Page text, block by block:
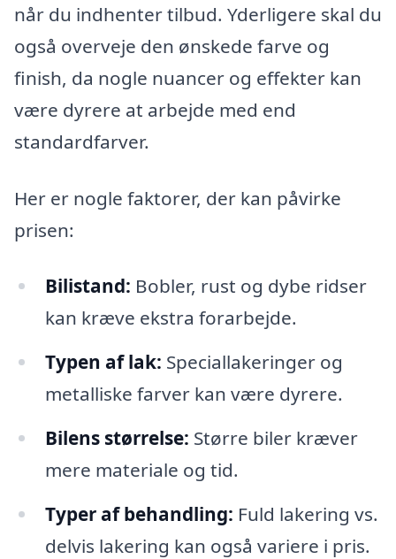
når du indhenter tilbud. Yderligere skal du
også overveje den ønskede farve og
finish, da nogle nuancer og effekter kan
være dyrere at arbejde med end
standardfarver.
Her er nogle faktorer, der kan påvirke
prisen:
Bilistand: Bobler, rust og dybe ridser
kan kræve ekstra forarbejde.
Typen af lak: Speciallakeringer og
metalliske farver kan være dyrere.
Bilens størrelse: Større biler kræver
mere materiale og tid.
Typer af behandling: Fuld lakering vs.
delvis lakering kan også variere i pris.